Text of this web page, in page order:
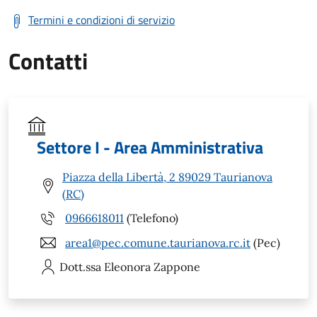
Termini e condizioni di servizio
Contatti
Settore I - Area Amministrativa
Piazza della Libertà, 2 89029 Taurianova
(RC)
0966618011 (Telefono)
area1@pec.comune.taurianova.rc.it (Pec)
Dott.ssa Eleonora Zappone